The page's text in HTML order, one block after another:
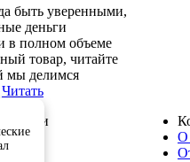
быть уверенными,
деньги
в полном объеме
товар, читайте
мы делимся
Читать
50
О